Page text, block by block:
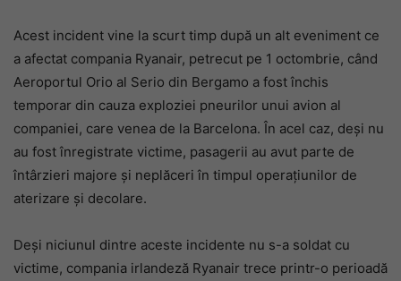
Acest incident vine la scurt timp după un alt eveniment ce
a afectat compania Ryanair, petrecut pe 1 octombrie, când
Aeroportul Orio al Serio din Bergamo a fost închis
temporar din cauza exploziei pneurilor unui avion al
companiei, care venea de la Barcelona. În acel caz, deși nu
au fost înregistrate victime, pasagerii au avut parte de
întârzieri majore și neplăceri în timpul operațiunilor de
aterizare și decolare.
Deși niciunul dintre aceste incidente nu s-a soldat cu
victime, compania irlandeză Ryanair trece printr-o perioadă